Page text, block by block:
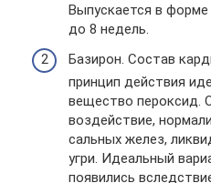
Выпускается в форме
до 8 недель.
Базирон. Состав
принцип действия
вещество пероксид.
воздействие,
сальных желез,
угри. Идеальный
появились